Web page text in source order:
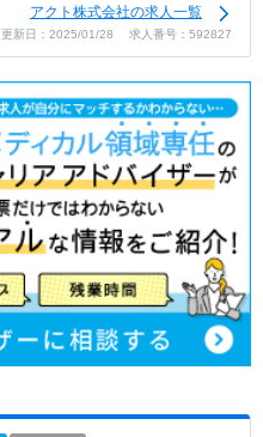
アクト株式会社の求人一覧
更新日：2025/01/28 求人番号：592827